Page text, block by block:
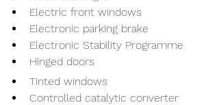
Electric front windows
Electronic parking brake
Electronic Stability Programme
Hinged doors
Tinted windows
Controlled catalytic converter